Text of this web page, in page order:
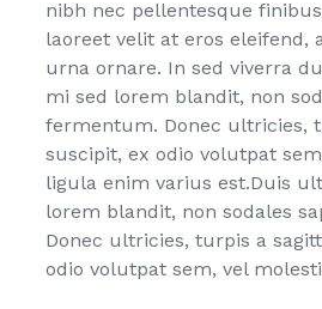
nibh nec pellentesque
laoreet velit at eros eleifend,
urna ornare. In sed viverra
mi sed lorem blandit, non
fermentum. Donec ultricies,
suscipit, ex odio volutpat
ligula enim varius est.Duis
lorem blandit, non sodales
Donec ultricies, turpis a
odio volutpat sem, vel